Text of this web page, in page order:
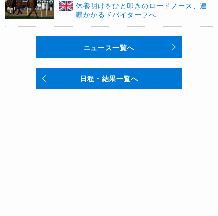
​休養明けをひと叩きのロードノース、連
覇かかるドバイターフへ
ニュース一覧へ
日程・結果一覧へ